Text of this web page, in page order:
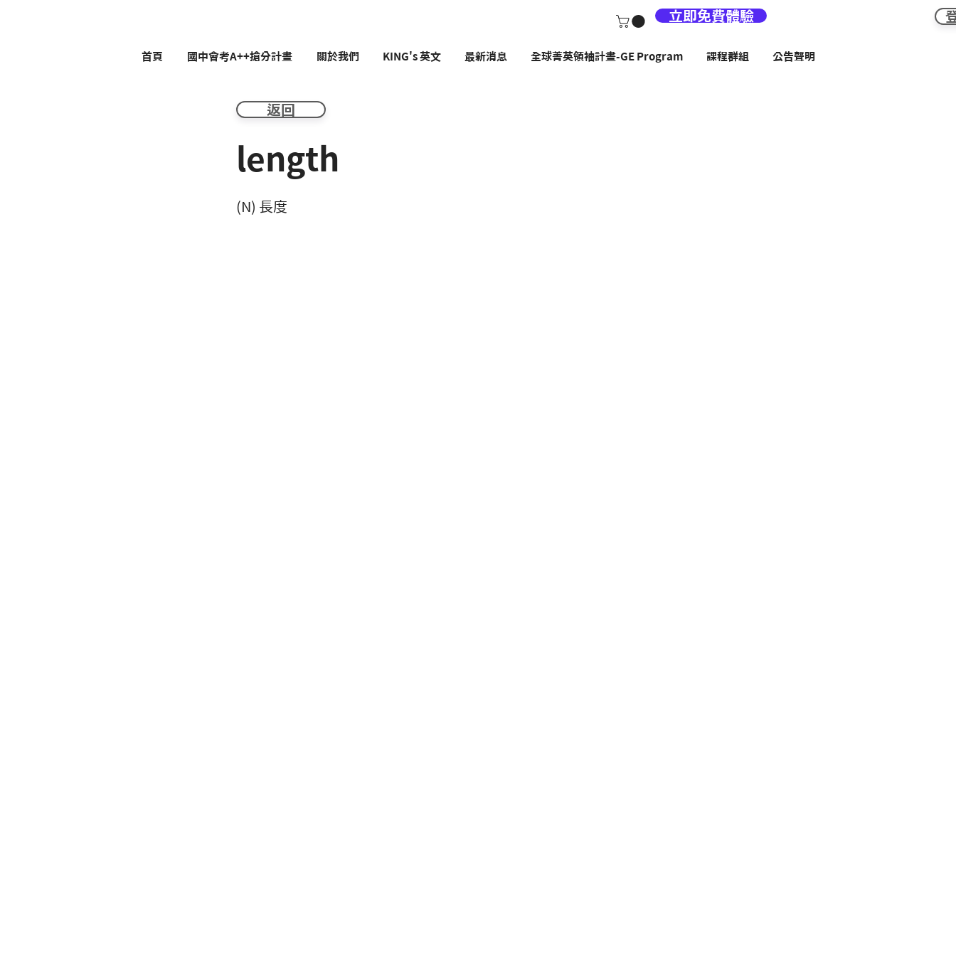
立即免費體驗
首頁 國中會考A++搶分計畫 關於我們 KING's 英文 最新消息 全球菁英領袖計畫-GE Program 課程群組 公告聲明
返回
length
(N) 長度